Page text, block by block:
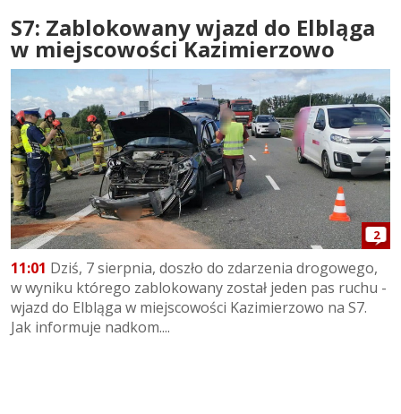
S7: Zablokowany wjazd do Elbląga
w miejscowości Kazimierzowo
2
11:01 Dziś, 7 sierpnia, doszło do zdarzenia drogowego,
w wyniku którego zablokowany został jeden pas ruchu -
wjazd do Elbląga w miejscowości Kazimierzowo na S7.
Jak informuje nadkom....